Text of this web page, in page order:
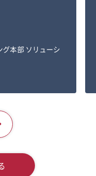
本部 ソリューシ